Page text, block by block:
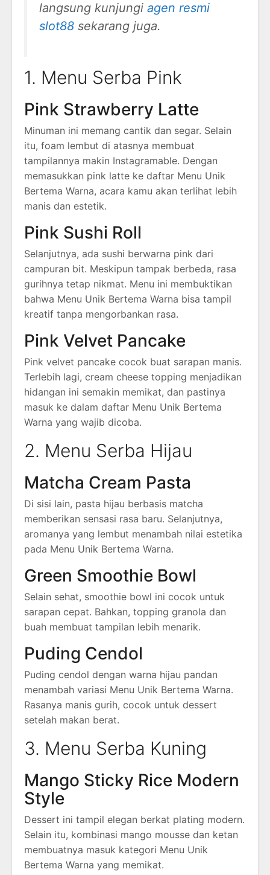
langsung kunjungi agen resmi
slot88 sekarang juga.
1. Menu Serba Pink
Pink Strawberry Latte
Minuman ini memang cantik dan segar. Selain
itu, foam lembut di atasnya membuat
tampilannya makin Instagramable. Dengan
memasukkan pink latte ke daftar Menu Unik
Bertema Warna, acara kamu akan terlihat lebih
manis dan estetik.
Pink Sushi Roll
Selanjutnya, ada sushi berwarna pink dari
campuran bit. Meskipun tampak berbeda, rasa
gurihnya tetap nikmat. Menu ini membuktikan
bahwa Menu Unik Bertema Warna bisa tampil
kreatif tanpa mengorbankan rasa.
Pink Velvet Pancake
Pink velvet pancake cocok buat sarapan manis.
Terlebih lagi, cream cheese topping menjadikan
hidangan ini semakin memikat, dan pastinya
masuk ke dalam daftar Menu Unik Bertema
Warna yang wajib dicoba.
2. Menu Serba Hijau
Matcha Cream Pasta
Di sisi lain, pasta hijau berbasis matcha
memberikan sensasi rasa baru. Selanjutnya,
aromanya yang lembut menambah nilai estetika
pada Menu Unik Bertema Warna.
Green Smoothie Bowl
Selain sehat, smoothie bowl ini cocok untuk
sarapan cepat. Bahkan, topping granola dan
buah membuat tampilan lebih menarik.
Puding Cendol
Puding cendol dengan warna hijau pandan
menambah variasi Menu Unik Bertema Warna.
Rasanya manis gurih, cocok untuk dessert
setelah makan berat.
3. Menu Serba Kuning
Mango Sticky Rice Modern
Style
Dessert ini tampil elegan berkat plating modern.
Selain itu, kombinasi mango mousse dan ketan
membuatnya masuk kategori Menu Unik
Bertema Warna yang memikat.